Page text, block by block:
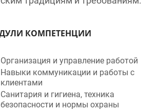
клиентами
Санитария и гигиена, техника
безопасности и нормы охраны
здоровья, окружающая среда
Знания об ингредиентах и меню